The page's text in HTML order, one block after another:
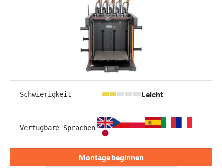
Schwierigkeit Leicht
Verfügbare Sprachen
Montage beginnen